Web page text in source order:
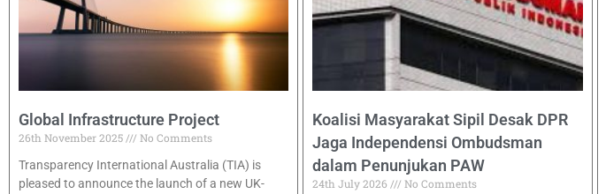
Global Infrastructure Project
26th November 2025
No Comments
Transparency International Australia (TIA) is
pleased to announce the launch of a new UK-
Koalisi Masyarakat Sipil Desak DPR
Jaga Independensi Ombudsman
dalam Penunjukan PAW
24th July 2026
No Comments